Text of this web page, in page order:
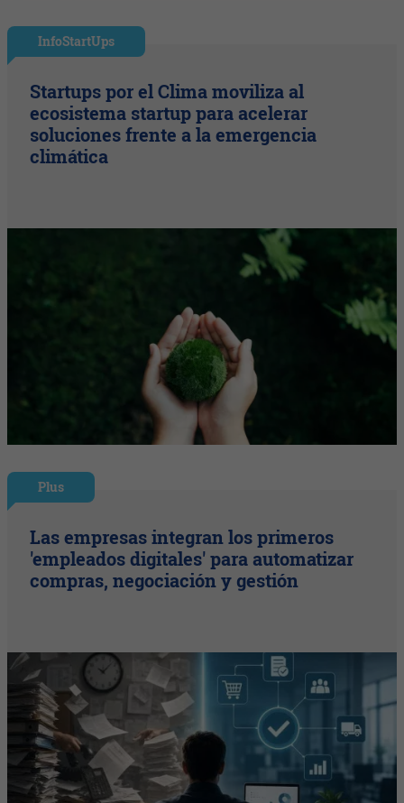
InfoStartUps
Startups por el Clima moviliza al
ecosistema startup para acelerar
soluciones frente a la emergencia
climática
Plus
Las empresas integran los primeros
'empleados digitales' para automatizar
compras, negociación y gestión